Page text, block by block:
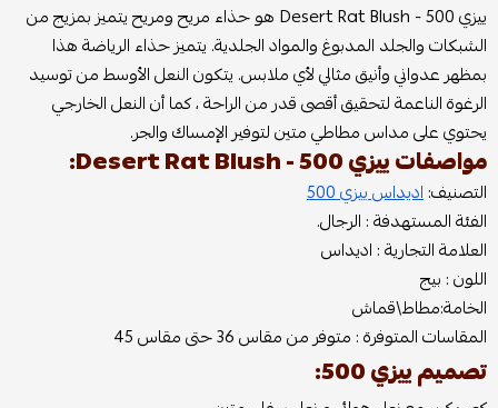
ييزي 500 - Desert Rat Blush هو حذاء مريح ومريح يتميز بمزيج من
الشبكات والجلد المدبوغ والمواد الجلدية. يتميز حذاء الرياضة هذا
بمظهر عدواني وأنيق مثالي لأي ملابس. يتكون النعل الأوسط من توسيد
الرغوة الناعمة لتحقيق أقصى قدر من الراحة ، كما أن النعل الخارجي
يحتوي على مداس مطاطي متين لتوفير الإمساك والجر.
مواصفات ييزي 500 - Desert Rat Blush:
التصنيف:اديداس ييزي 500
الفئة المستهدفة : الرجال.
العلامة التجارية : اديداس
اللون : بيج
الخامة:مطاط\قماش
المقاسات المتوفرة : متوفر من مقاس 36 حتى مقاس 45
تصميم ييزي 500: